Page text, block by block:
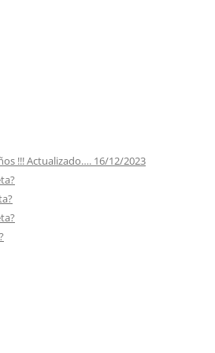
!!! Actualizado…. 16/12/2023